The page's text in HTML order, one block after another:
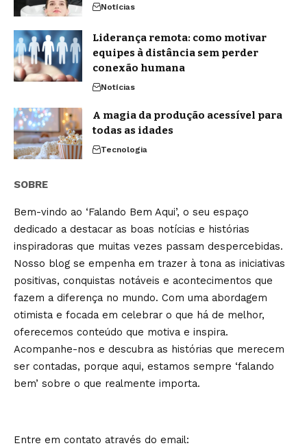
Notícias
Liderança remota: como motivar
equipes à distância sem perder
conexão humana
Notícias
A magia da produção acessível para
todas as idades
Tecnologia
SOBRE
Bem-vindo ao ‘Falando Bem Aqui’, o seu espaço
dedicado a destacar as boas notícias e histórias
inspiradoras que muitas vezes passam despercebidas.
Nosso blog se empenha em trazer à tona as iniciativas
positivas, conquistas notáveis e acontecimentos que
fazem a diferença no mundo. Com uma abordagem
otimista e focada em celebrar o que há de melhor,
oferecemos conteúdo que motiva e inspira.
Acompanhe-nos e descubra as histórias que merecem
ser contadas, porque aqui, estamos sempre ‘falando
bem’ sobre o que realmente importa.
Entre em contato através do email: